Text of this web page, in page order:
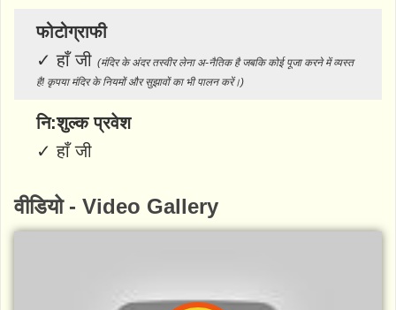
फोटोग्राफी
✓हाँ जी (मंदिर के अंदर तस्वीर लेना अ-नैतिक है जबकि कोई पूजा करने में व्यस्त
है! कृपया मंदिर के नियमों और सुझावों का भी पालन करें।)
नि:शुल्क प्रवेश
✓हाँ जी
वीडियो - Video Gallery